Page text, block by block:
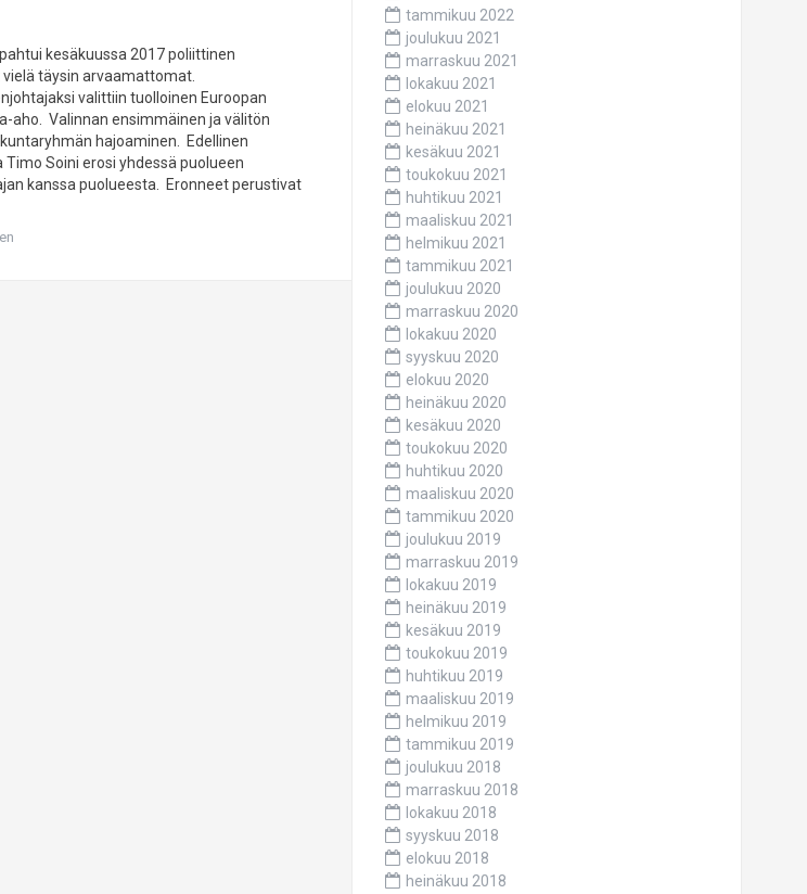
kesäkuussa 2017 poliittinen
täysin arvaamattomat.
valittiin tuolloinen Euroopan
aho. Valinnan ensimmäinen ja välitön
hajoaminen. Edellinen
Soini erosi yhdessä puolueen
kanssa puolueesta. Eronneet perustivat
tammikuu 2022
joulukuu 2021
marraskuu 2021
lokakuu 2021
elokuu 2021
heinäkuu 2021
kesäkuu 2021
toukokuu 2021
huhtikuu 2021
maaliskuu 2021
helmikuu 2021
tammikuu 2021
joulukuu 2020
marraskuu 2020
lokakuu 2020
syyskuu 2020
elokuu 2020
heinäkuu 2020
kesäkuu 2020
toukokuu 2020
huhtikuu 2020
maaliskuu 2020
tammikuu 2020
joulukuu 2019
marraskuu 2019
lokakuu 2019
heinäkuu 2019
kesäkuu 2019
toukokuu 2019
huhtikuu 2019
maaliskuu 2019
helmikuu 2019
tammikuu 2019
joulukuu 2018
marraskuu 2018
lokakuu 2018
syyskuu 2018
elokuu 2018
heinäkuu 2018